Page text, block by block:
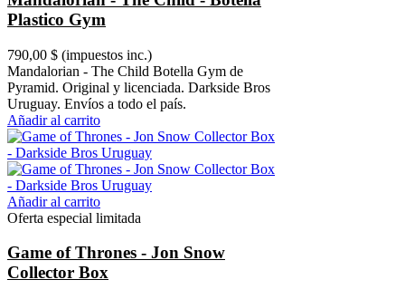
Plastico Gym
790,00 $ (impuestos inc.)
Mandalorian - The Child Botella Gym de
Pyramid. Original y licenciada. Darkside Bros
Uruguay. Envíos a todo el país.
Añadir al carrito
Añadir al carrito
Oferta especial limitada
Game of Thrones - Jon Snow
Collector Box